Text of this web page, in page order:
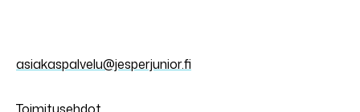
asiakaspalvelu@jesperjunior.fi